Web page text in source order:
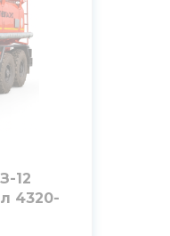
12
4320-